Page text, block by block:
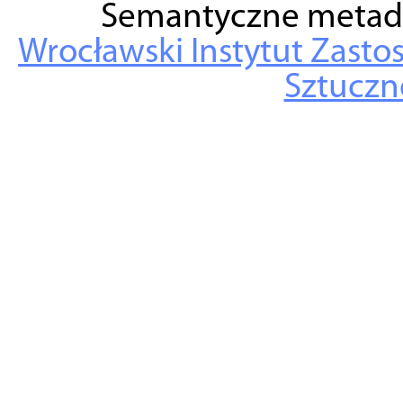
Semantyczne
Wrocławski Instytut